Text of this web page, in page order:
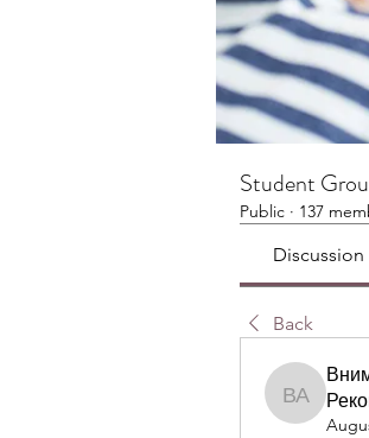
Student
Public · 137
Discussion
Back